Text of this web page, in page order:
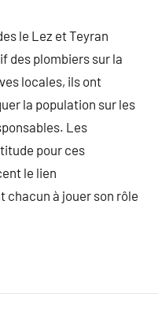
le Lez et Teyran
des plombiers sur la
locales, ils ont
la population sur les
Les
pour ces
le lien
à jouer son rôle